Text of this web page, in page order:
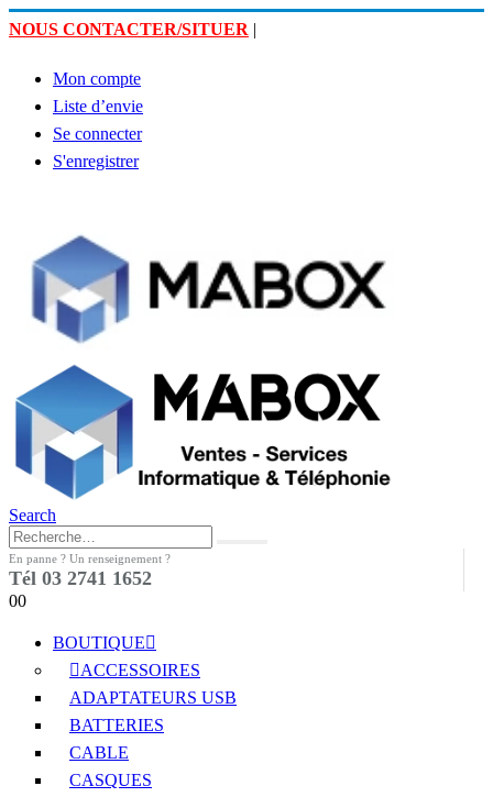
NOUS CONTACTER/SITUER |
Mon compte
Liste d’envie
Se connecter
S'enregistrer
Search
En panne ? Un renseignement ?
Tél 03 2741 1652
00
BOUTIQUE
ACCESSOIRES
ADAPTATEURS USB
BATTERIES
CABLE
CASQUES